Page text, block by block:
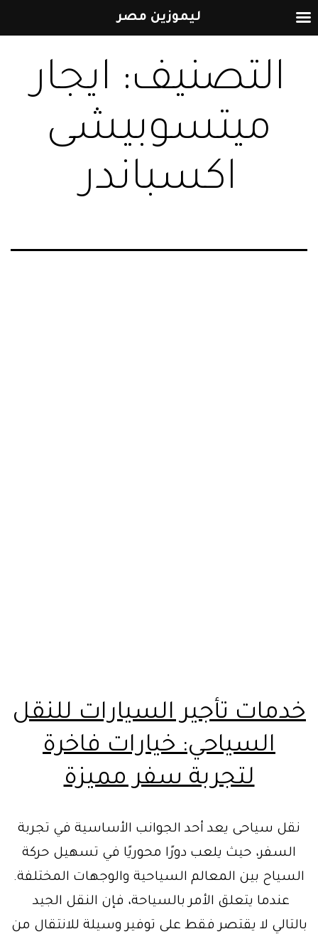
إلى
التصنيف: ايجار
ميتسوبيشى
اكسباندر
خدمات تأجير السيارات للنقل
السياحي: خيارات فاخرة
لتجربة سفر مميزة
نقل سياحى يعد أحد الجوانب الأساسية في تجربة
السفر، حيث يلعب دورًا محوريًا في تسهيل حركة
السياح بين المعالم السياحية والوجهات المختلفة.
عندما يتعلق الأمر بالسياحة، فإن النقل الجيد
بالتالي لا يقتصر فقط على توفير وسيلة للانتقال من
ليموزين مصر